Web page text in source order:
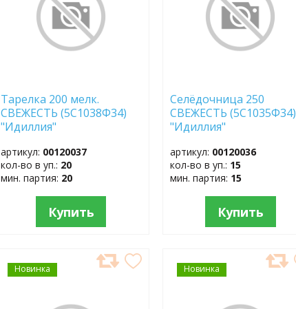
Тарелка 200 мелк.
СВЕЖЕСТЬ (5С1038Ф34)
"Идиллия"
артикул: 00120037
кол-во в уп.: 20
мин. партия: 20
Купить
Селёдочница 250
СВЕЖЕСТЬ (5С1035Ф34)
"Идиллия"
артикул: 00120036
кол-во в уп.: 15
мин. партия: 15
Купить
Новинка
ДОБАВИТЬ
В
Новинка
ДОБАВИТЬ
В